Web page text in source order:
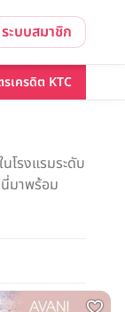
ระบบสมาชิก
เครดิต KTC
โรงแรมระดับ
มาพร้อม